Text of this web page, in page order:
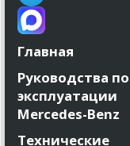
Главная
Руководства по
эксплуатации
Mercedes-Benz
Технические